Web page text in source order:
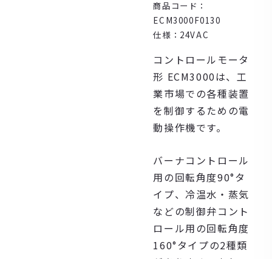
商品コード：
ECM3000F0130
仕様： 24VAC
コントロールモータ
形 ECM3000は、工
業市場での各種装置
を制御するための電
動操作機です。
バーナコントロール
用の回転角度90°タ
イプ、冷温水・蒸気
などの制御弁コント
ロール用の回転角度
160°タイプの2種類